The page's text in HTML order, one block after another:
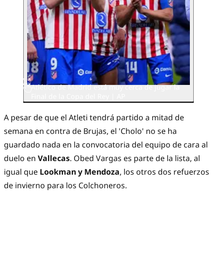
Atlético de Madrid está muy cerca de jugar la
A pesar de que el Atleti tendrá partido a mitad de
semana en contra de Brujas, el 'Cholo' no se ha
guardado nada en la convocatoria del equipo de cara al
duelo en Vallecas. Obed Vargas es parte de la lista, al
igual que Lookman y Mendoza, los otros dos refuerzos
de invierno para los Colchoneros.